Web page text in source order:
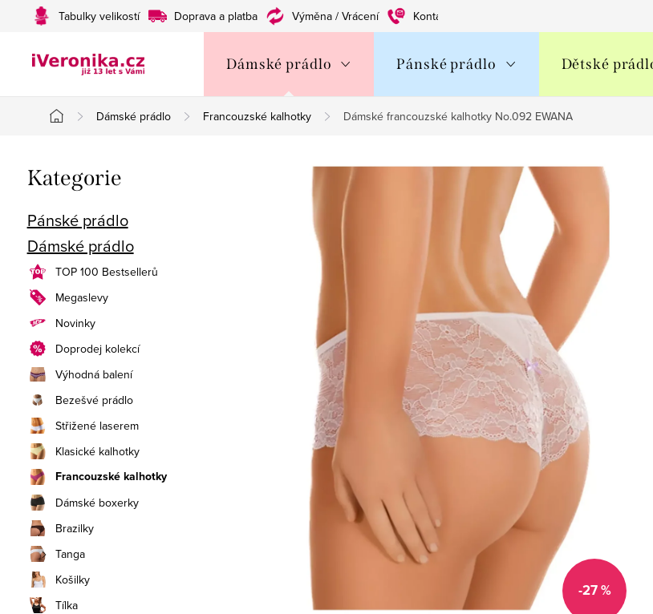
Tabulky velikostí Doprava a platba Výměna / Vrácení Kontakty
Dámské prádlo Pánské prádlo Dětské
Domů
Dámské prádlo Francouzské kalhotky Dámské francouzské kalhotky No.092 EWANA
o
s
t
r
a
n
n
í
p
a
n
e
l
Přeskočit
kategorie
Kategorie
Pánské prádlo
Dámské prádlo
TOP 100 Bestsellerů
Megaslevy
Novinky
Doprodej kolekcí
Výhodná balení
Bezešvé prádlo
Střižené laserem
Klasické kalhotky
Francouzské kalhotky
Dámské boxerky
Brazilky
Tanga
Košilky
Tílka
-27 %